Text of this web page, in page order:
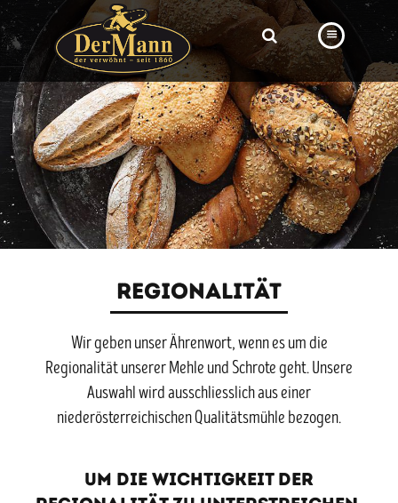
PRODUKTE
FILIALEN
BÄCKEREI
BROTWAY
VORBESTELLUNG
NEWS
KARRIERE
REGIONALITÄT
Wir geben unser Ährenwort, wenn es um die
Regionalität unserer Mehle und Schrote geht. Unsere
Auswahl wird ausschliesslich aus einer
niederösterreichischen Qualitätsmühle bezogen.
Um die Wichtigkeit der